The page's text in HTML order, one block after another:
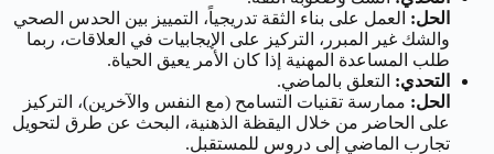
الحل: العمل على بناء الثقة تدريجياً، التمييز بين الحدس الصحي
والشك غير المبرر، التركيز على الإيجابيات في العلاقات، ربما
طلب المساعدة المهنية إذا كان الأمر يعيق الحياة.
التحدي: التعلق بالماضي.
الحل: ممارسة تقنيات التسامح (مع النفس والآخرين)، التركيز
على الحاضر من خلال اليقظة الذهنية، البحث عن طرق لتحويل
تجارب الماضي إلى دروس للمستقبل.